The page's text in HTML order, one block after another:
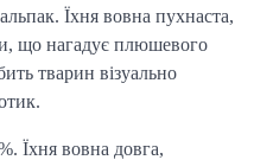
Їхня вовна пухнаста,
що нагадує плюшевого
тварин візуально
Їхня вовна довга,